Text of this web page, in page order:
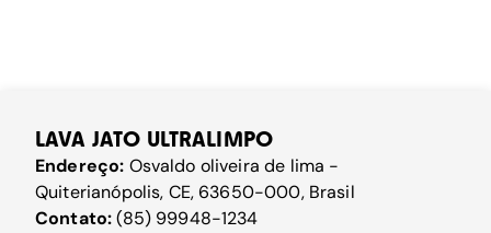
LAVA JATO ULTRALIMPO
Endereço: Osvaldo oliveira de lima -
Quiterianópolis, CE, 63650-000, Brasil
Contato:(85) 99948-1234